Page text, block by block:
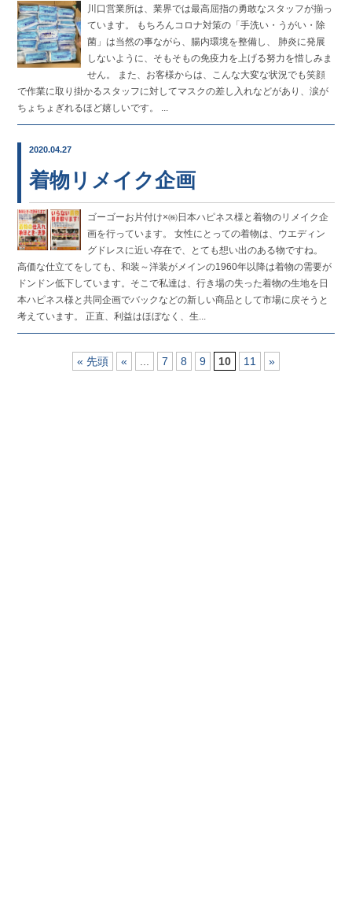
川口営業所は、業界では最高屈指の勇敢なスタッフが揃っ
ています。 もちろんコロナ対策の「手洗い・うがい・除
菌」は当然の事ながら、腸内環境を整備し、 肺炎に発展
しないように、そもそもの免疫力を上げる努力を惜しみま
せん。 また、お客様からは、こんな大変な状況でも笑顔
で作業に取り掛かるスタッフに対してマスクの差し入れなどがあり、涙が
ちょちょぎれるほど嬉しいです。 ...
2020.04.27
着物リメイク企画
ゴーゴーお片付け×㈱日本ハピネス様と着物のリメイク企
画を行っています。 女性にとっての着物は、ウエディン
グドレスに近い存在で、とても想い出のある物ですね。
高価な仕立てをしても、和装～洋装がメインの1960年以降は着物の需要が
ドンドン低下しています。そこで私達は、行き場の失った着物の生地を日
本ハピネス様と共同企画でバックなどの新しい商品として市場に戻そうと
考えています。 正直、利益はほぼなく、生...
« 先頭 « 7 8 9 10 11 »